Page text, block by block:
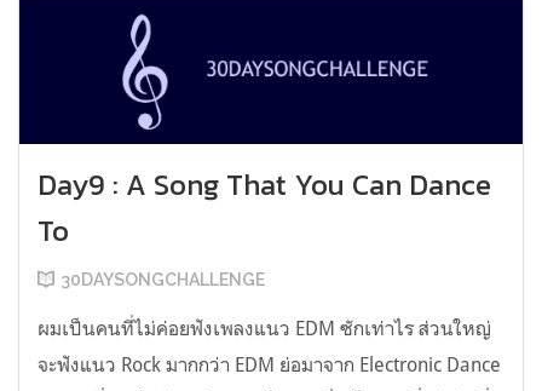
Day9 : A Song That You Can Dance
To
30DAYSONGCHALLENGE
ผมเป็นคนที่ไม่ค่อยฟังเพลงแนว EDM ซักเท่าไร ส่วนใหญ่
จะฟังแนว Rock มากกว่า EDM ย่อมาจาก Electronic Dance